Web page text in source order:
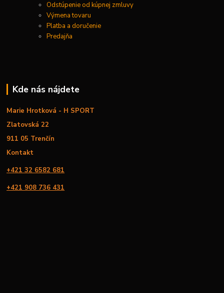
Odstúpenie od kúpnej zmluvy
Výmena tovaru
Platba a doručenie
Predajňa
Kde nás nájdete
Marie Hrotková - H SPORT
Zlatovská 22
911 05 Trenčín
Kontakt
+421 32 6582 681
+421 908 736 431